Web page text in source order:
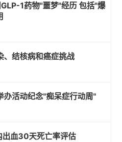
1药物"噩梦"经历 包括"爆
、结核病和癌症挑战
活动纪念"痴呆症行动周"
血30天死亡率评估